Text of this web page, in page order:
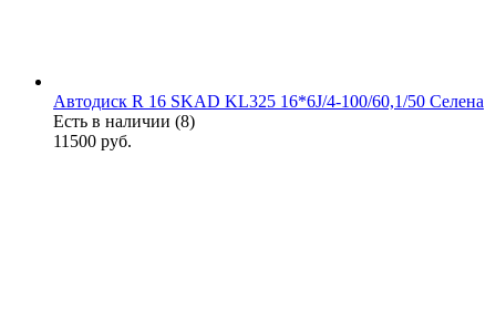
Автодиск R 16 SKAD KL325 16*6J/4-100/60,1/50 Селена
Есть в наличии (8)
11500 руб.